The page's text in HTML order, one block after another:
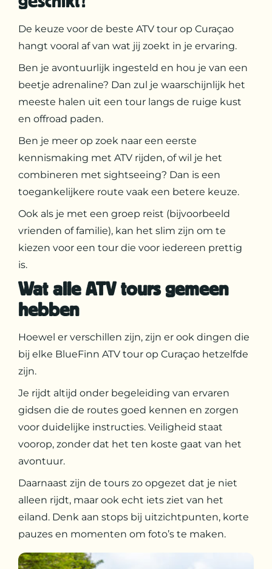
De keuze voor de beste ATV tour op Curaçao
hangt vooral af van wat jij zoekt in je ervaring.
Ben je avontuurlijk ingesteld en hou je van een
beetje adrenaline? Dan zul je waarschijnlijk het
meeste halen uit een tour langs de ruige kust
en offroad paden.
Ben je meer op zoek naar een eerste
kennismaking met ATV rijden, of wil je het
combineren met sightseeing? Dan is een
toegankelijkere route vaak een betere keuze.
Ook als je met een groep reist (bijvoorbeeld
vrienden of familie), kan het slim zijn om te
kiezen voor een tour die voor iedereen prettig
is.
Wat alle ATV tours gemeen
hebben
Hoewel er verschillen zijn, zijn er ook dingen die
bij elke BlueFinn ATV tour op Curaçao hetzelfde
zijn.
Je rijdt altijd onder begeleiding van ervaren
gidsen die de routes goed kennen en zorgen
voor duidelijke instructies. Veiligheid staat
voorop, zonder dat het ten koste gaat van het
avontuur.
Daarnaast zijn de tours zo opgezet dat je niet
alleen rijdt, maar ook echt iets ziet van het
eiland. Denk aan stops bij uitzichtpunten, korte
pauzes en momenten om foto’s te maken.